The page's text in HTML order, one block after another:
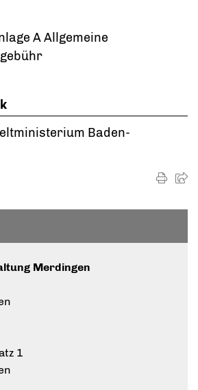
A Allgemeine
Baden-
Merdingen
1